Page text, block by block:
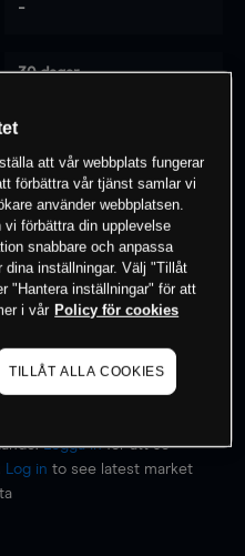
-
30 dagar
en position i detta
Logga inför att se
Log in to see latest market
att vår webbplats fungerar
förbättra vår tjänst samlar vi
använder webbplatsen.
förbättra din upplevelse
snabbare och anpassa
dina inställningar. Välj "Tillåt
"Hantera inställningar" för att
i vår Policy för cookies
TILLÅT ALLA COOKIES